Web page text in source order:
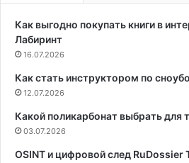
Как выгодно покупать книги в
Лабиринт
16.07.2026
Как стать инструктором по
12.07.2026
Какой поликарбонат выбрать для
03.07.2026
OSINT и цифровой след RuDossier